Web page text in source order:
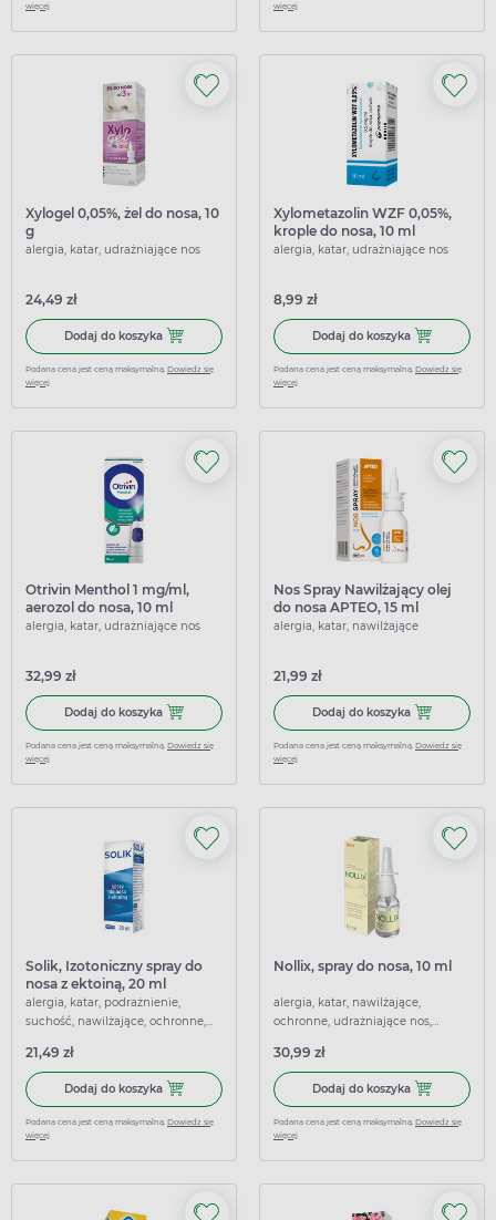
więcej
więcej
Xylogel 0,05%, żel do nosa, 10
g
alergia, katar, udrażniające nos
24,49 zł
Dodaj do koszyka Dodaj do koszyka Xylogel 0,05%, żel do nosa, 10 g
Podana cena jest ceną maksymalną. Dowiedz się
więcej
Xylometazolin WZF 0,05%,
krople do nosa, 10 ml
alergia, katar, udrażniające nos
8,99 zł
Dodaj do koszyka Dodaj do
Podana cena jest ceną maksymalną. Dowiedz się
więcej
Otrivin Menthol 1 mg/ml,
aerozol do nosa, 10 ml
alergia, katar, udrażniające nos
32,99 zł
Dodaj do koszyka Dodaj do koszyka Otrivin Menthol 1 mg/ml, aerozol do
Podana cena jest ceną maksymalną. Dowiedz się
więcej
Nos Spray Nawilżający olej
do nosa APTEO, 15 ml
alergia, katar, nawilżające
21,99 zł
Dodaj do koszyka Dodaj do
Podana cena jest ceną maksymalną. Dowiedz się
więcej
Solik, Izotoniczny spray do
nosa z ektoiną, 20 ml
alergia, katar, podrażnienie,
suchość, nawilżające, ochronne,
21,49 zł
Dodaj do koszyka Dodaj do koszyka Solik, Izotoniczny spray do nosa z
Podana cena jest ceną maksymalną. Dowiedz się
więcej
Nollix, spray do nosa, 10 ml
alergia, katar, nawilżające,
ochronne, udrażniające nos,
30,99 zł
Dodaj do koszyka Dodaj do
Podana cena jest ceną maksymalną. Dowiedz się
więcej